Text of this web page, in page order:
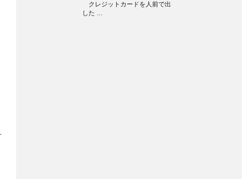
クレジットカードを人前で出
した ...